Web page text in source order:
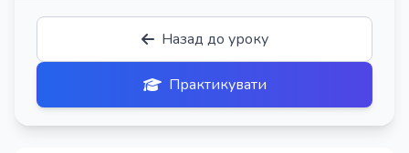
Назад до уроку
Практикувати